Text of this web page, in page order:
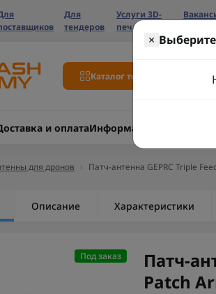
Для
тендеров
Услуги 3D-
печати
Каталог товаров
и оплатаИнформация
для дронов Патч-антенна GEPRC Triple
×
Описание Характеристики
Под заказ
Патч-
Patch